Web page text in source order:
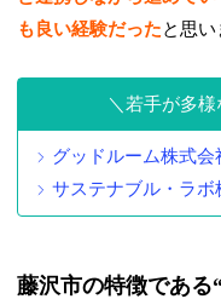
も良い経験だったと思い
若手が多
グッドルーム株式会
サステナブル・ラボ
藤沢市の特徴である